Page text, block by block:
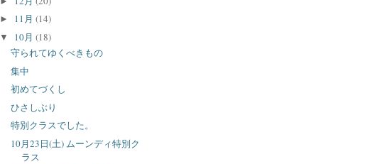
► 11月 (14)
▼ 10月 (18)
守られてゆくべきもの
集中
初めてづくし
ひさしぶり
特別クラスでした。
10月23日(土) ムーンディ特別ク
ラス